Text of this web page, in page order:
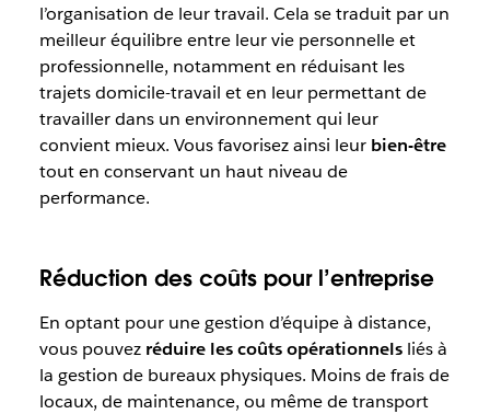
l’organisation de leur travail. Cela se traduit par un
meilleur équilibre entre leur vie personnelle et
professionnelle, notamment en réduisant les
trajets domicile-travail et en leur permettant de
travailler dans un environnement qui leur
convient mieux. Vous favorisez ainsi leurbien-être
tout en conservant un haut niveau de
performance.
Réduction des coûts pour l’entreprise
En optant pour une gestion d’équipe à distance,
vous pouvez réduire les coûts opérationnelsliés à
la gestion de bureaux physiques. Moins de frais de
locaux, de maintenance, ou même de transport